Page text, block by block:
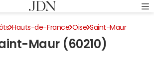
Hauts-de-France Oise Saint-Maur
Maur (60210)